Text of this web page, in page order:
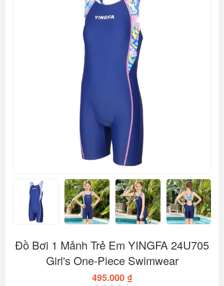
Đồ Bơi 1 Mảnh Trẻ Em YINGFA 24U705
Girl's One-Piece Swimwear
495.000 ₫